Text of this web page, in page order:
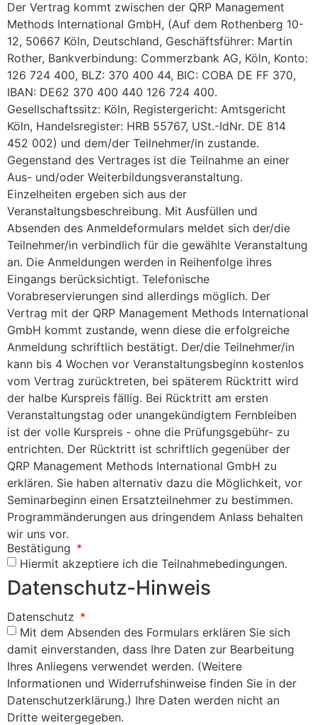
Der Vertrag kommt zwischen der QRP Management
Methods International GmbH, (Auf dem Rothenberg 10-
12, 50667 Köln, Deutschland, Geschäftsführer: Martin
Rother, Bankverbindung: Commerzbank AG, Köln, Konto:
126 724 400, BLZ: 370 400 44, BIC: COBA DE FF 370,
IBAN: DE62 370 400 440 126 724 400.
Gesellschaftssitz: Köln, Registergericht: Amtsgericht
Köln, Handelsregister: HRB 55767, USt.-IdNr. DE 814
452 002) und dem/der Teilnehmer/in zustande.
Gegenstand des Vertrages ist die Teilnahme an einer
Aus- und/oder Weiterbildungsveranstaltung.
Einzelheiten ergeben sich aus der
Veranstaltungsbeschreibung. Mit Ausfüllen und
Absenden des Anmeldeformulars meldet sich der/die
Teilnehmer/in verbindlich für die gewählte Veranstaltung
an. Die Anmeldungen werden in Reihenfolge ihres
Eingangs berücksichtigt. Telefonische
Vorabreservierungen sind allerdings möglich. Der
Vertrag mit der QRP Management Methods International
GmbH kommt zustande, wenn diese die erfolgreiche
Anmeldung schriftlich bestätigt. Der/die Teilnehmer/in
kann bis 4 Wochen vor Veranstaltungsbeginn kostenlos
vom Vertrag zurücktreten, bei späterem Rücktritt wird
der halbe Kurspreis fällig. Bei Rücktritt am ersten
Veranstaltungstag oder unangekündigtem Fernbleiben
ist der volle Kurspreis - ohne die Prüfungsgebühr- zu
entrichten. Der Rücktritt ist schriftlich gegenüber der
QRP Management Methods International GmbH zu
erklären. Sie haben alternativ dazu die Möglichkeit, vor
Seminarbeginn einen Ersatzteilnehmer zu bestimmen.
Programmänderungen aus dringendem Anlass behalten
wir uns vor.
Bestätigung
Hiermit akzeptiere ich die Teilnahmebedingungen.
Datenschutz-Hinweis
Datenschutz
Mit dem Absenden des Formulars erklären Sie sich
damit einverstanden, dass Ihre Daten zur Bearbeitung
Ihres Anliegens verwendet werden. (Weitere
Informationen und Widerrufshinweise finden Sie in der
Datenschutzerklärung.) Ihre Daten werden nicht an
Dritte weitergegeben.